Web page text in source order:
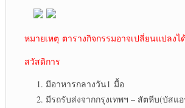
หมายเหตุ ตารางกิจกรรมอาจเปลี่ยนแปลง
สวัสดิการ
มีอาหารกลางวัน1 มื้อ
มีรถรับส่งจากกรุงเทพฯ – สัตหีบ(บัสแ